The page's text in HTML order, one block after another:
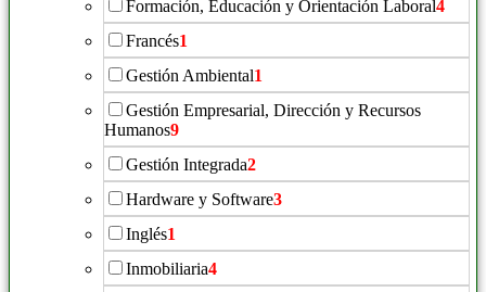
Formación, Educación y Orientación Laboral4
Francés1
Gestión Ambiental1
Gestión Empresarial, Dirección y Recursos
Humanos9
Gestión Integrada2
Hardware y Software3
Inglés1
Inmobiliaria4